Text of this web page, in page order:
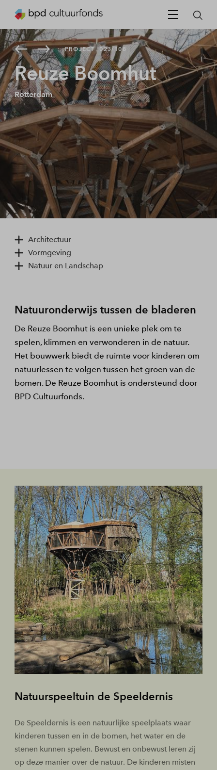
PROJECT 023/108
Reuze Boomhut
Rotterdam
Architectuur
Vormgeving
Natuur en Landschap
Natuuronderwijs tussen de bladeren
De Reuze Boomhut is een unieke plek om te
spelen, klimmen en verwonderen in de natuur.
Het bouwwerk biedt de ruimte voor kinderen om
natuurlessen te volgen tussen het groen van de
bomen. De Reuze Boomhut is ondersteund door
BPD Cultuurfonds.
Natuurspeeltuin de Speeldernis
De Speeldernis is een natuurlijke speelplaats waar
kinderen tussen en in de bomen, het water en de
stenen kunnen spelen. Bewust en onbewust leren zij
op deze manier over de natuur. De kinderen misten